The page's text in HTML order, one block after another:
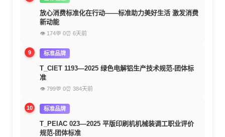
放心消费标准化在行动——标准助力美好生活 激发消费
新动能
👁 174💬 0⏰ 6天前
9 标准品牌
T_CIET 1193—2025 绿色电解铝生产技术规范-团体标
准
👁 799💬 0⏰ 384天前
10 标准品牌
T_PEIAC 023—2025 平版印刷机机械装调工职业评价
规范-团体标准